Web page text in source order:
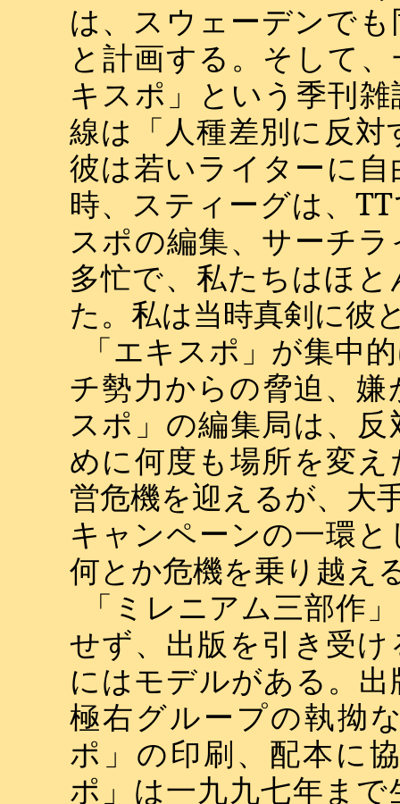
は、スウェーデンで
と計画する。そして
キスポ」という季刊
線は「人種差別に反
彼は若いライターに
時、スティーグは、 TT
スポの編集、サーチ
多忙で、私たちはほ
た。私は当時真剣に彼
「エキスポ」が集中
チ勢力からの脅迫、
スポ」の編集局は、
めに何度も場所を変
営危機を迎えるが、大
キャンペーンの一環
何とか危機を乗り越え
「ミレニアム三部作
せず、出版を引き受
にはモデルがある。
極右グループの執拗
ポ」の印刷、配本に
ポ」は一九九七年ま